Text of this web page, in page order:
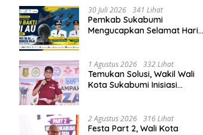
30 Juli 2026 341 Lihat
Pemkab Sukabumi
Mengucapkan Selamat Hari
1 Agustus 2026 332 Lihat
Temukan Solusi, Wakil Wali
Kota Sukabumi Inisiasi
2 Agustus 2026 316 Lihat
Festa Part 2, Wali Kota